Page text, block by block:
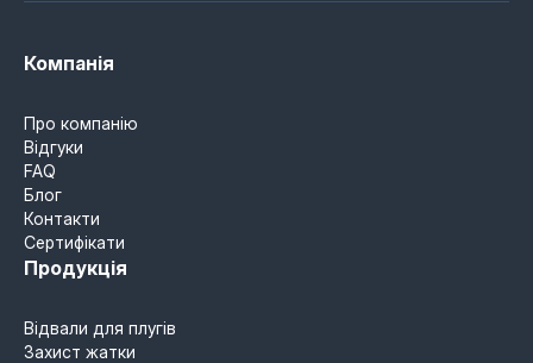
Компанія
Про компанію
Відгуки
FAQ
Блог
Контакти
Сертифікати
Продукція
Відвали для плугів
Захист жатки